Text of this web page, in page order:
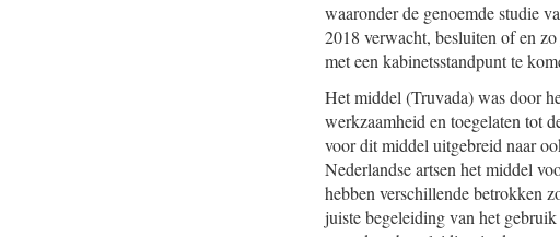
waaronder de genoemde studie
2018 verwacht, besluiten of en
met een kabinetsstandpunt te
Het middel (Truvada) was door
werkzaamheid en toegelaten tot
voor dit middel uitgebreid naar
Nederlandse artsen het middel
hebben verschillende betrokken
juiste begeleiding van het